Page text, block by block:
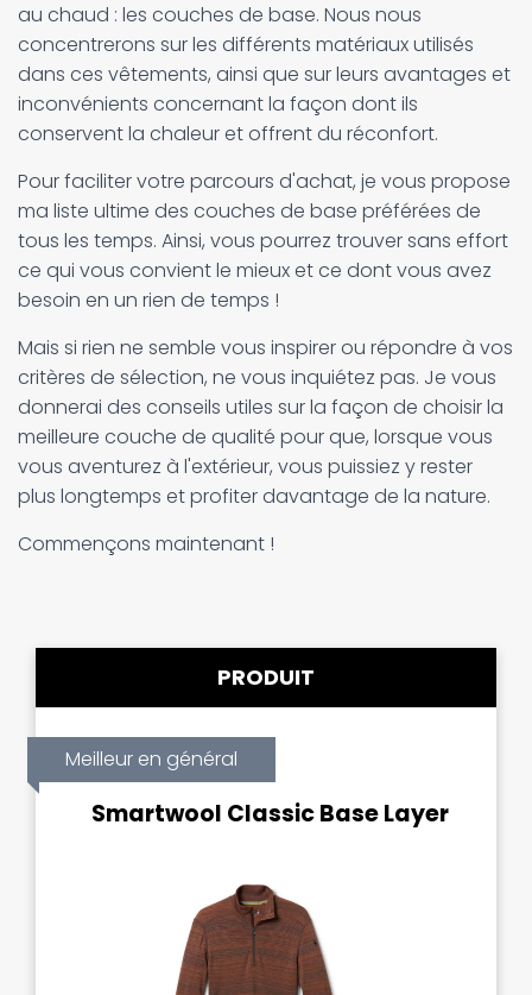
au chaud : les couches de base. Nous nous
concentrerons sur les différents matériaux utilisés
dans ces vêtements, ainsi que sur leurs avantages et
inconvénients concernant la façon dont ils
conservent la chaleur et offrent du réconfort.
Pour faciliter votre parcours d'achat, je vous propose
ma liste ultime des couches de base préférées de
tous les temps. Ainsi, vous pourrez trouver sans effort
ce qui vous convient le mieux et ce dont vous avez
besoin en un rien de temps !
Mais si rien ne semble vous inspirer ou répondre à vos
critères de sélection, ne vous inquiétez pas. Je vous
donnerai des conseils utiles sur la façon de choisir la
meilleure couche de qualité pour que, lorsque vous
vous aventurez à l'extérieur, vous puissiez y rester
plus longtemps et profiter davantage de la nature.
Commençons maintenant !
PRODUIT
Meilleur en général
Smartwool Classic Base Layer